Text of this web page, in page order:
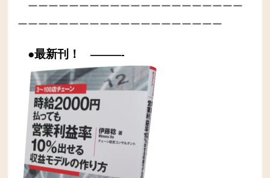
ーーーーーーーーーーーーーーーーーーーーー
ーーーーーーーーーーーーーーーーーーーー
●最新刊！ ———-